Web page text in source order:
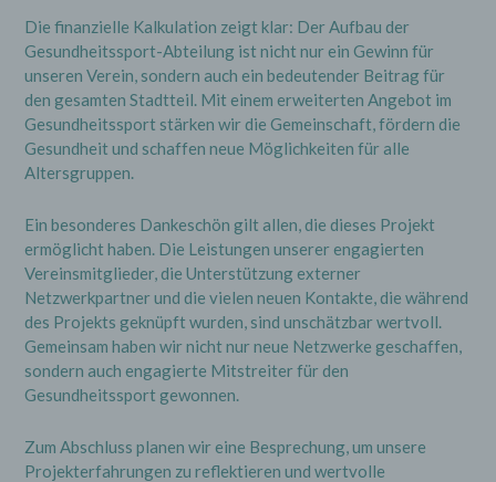
Die finanzielle Kalkulation zeigt klar: Der Aufbau der
Gesundheitssport-Abteilung ist nicht nur ein Gewinn für
unseren Verein, sondern auch ein bedeutender Beitrag für
den gesamten Stadtteil. Mit einem erweiterten Angebot im
Gesundheitssport stärken wir die Gemeinschaft, fördern die
Gesundheit und schaffen neue Möglichkeiten für alle
Altersgruppen.
Ein besonderes Dankeschön gilt allen, die dieses Projekt
ermöglicht haben. Die Leistungen unserer engagierten
Vereinsmitglieder, die Unterstützung externer
Netzwerkpartner und die vielen neuen Kontakte, die während
des Projekts geknüpft wurden, sind unschätzbar wertvoll.
Gemeinsam haben wir nicht nur neue Netzwerke geschaffen,
sondern auch engagierte Mitstreiter für den
Gesundheitssport gewonnen.
Zum Abschluss planen wir eine Besprechung, um unsere
Projekterfahrungen zu reflektieren und wertvolle